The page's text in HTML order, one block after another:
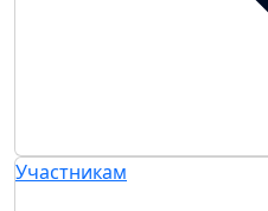
Участникам